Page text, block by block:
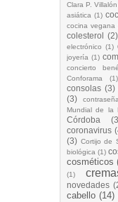
Clara P. Villalón
asiática (1)
cocina vegana
colesterol (2)
electrónico (1)
joyería (1)
concierto
Conforama (1)
consolas (3)
(3)
Mundial de la
Córdoba
coronavirus
(3) Cortijo de
biológica (1)
cosméticos
(1)
novedades
cabello (14)